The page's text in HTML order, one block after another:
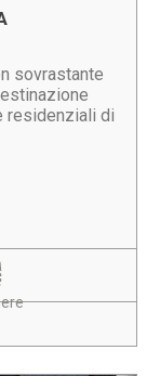
sovrastante
residenziali di